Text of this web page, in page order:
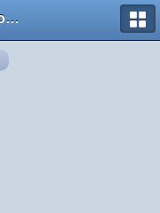
TEPLOOV - программный комплекс для расчёта систем отопления и вентиляции